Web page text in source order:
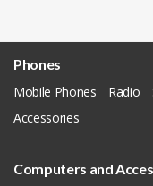
Phones
Mobile Phones
Radio
Accessories
Computers and